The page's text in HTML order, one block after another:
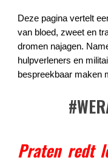
Deze pagina vertelt
van bloed, zweet en
dromen najagen.
hulpverleners en
bespreekbaar maken
Praten redt